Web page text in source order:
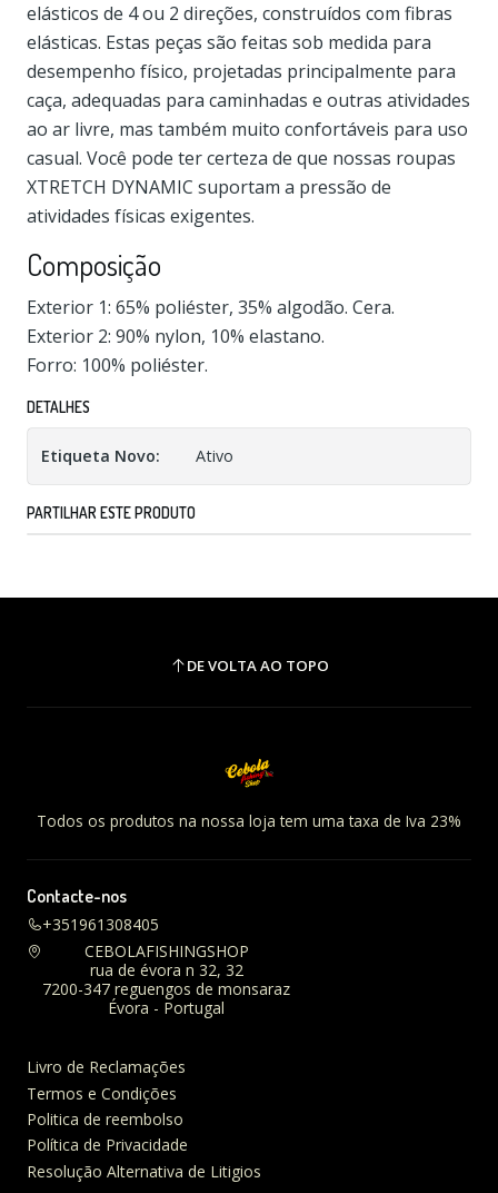
elásticos de 4 ou 2 direções, construídos com fibras
elásticas. Estas peças são feitas sob medida para
desempenho físico, projetadas principalmente para
caça, adequadas para caminhadas e outras atividades
ao ar livre, mas também muito confortáveis ​​para uso
casual. Você pode ter certeza de que nossas roupas
XTRETCH DYNAMIC suportam a pressão de
atividades físicas exigentes.
Composição
Exterior 1: 65% poliéster, 35% algodão. Cera.
Exterior 2: 90% nylon, 10% elastano.
Forro: 100% poliéster.
DETALHES
Etiqueta Novo: Ativo
PARTILHAR ESTE PRODUTO
DE VOLTA AO TOPO
Todos os produtos na nossa loja tem uma taxa de Iva 23%
Contacte-nos
+351961308405
CEBOLAFISHINGSHOP
rua de évora n 32, 32
7200-347 reguengos de monsaraz
Évora - Portugal
Livro de Reclamações
Termos e Condições
Politica de reembolso
Política de Privacidade
Resolução Alternativa de Litigios